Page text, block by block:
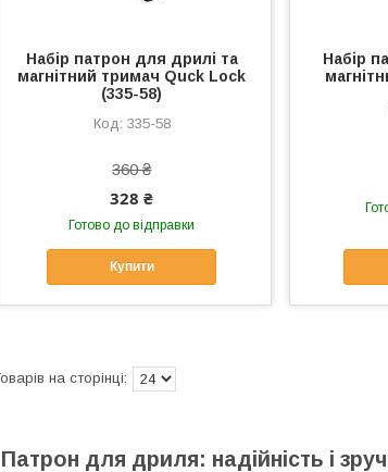
Набір патрон для дрилі та
магнітний тримач Quck Lock
(335-58)
335-58
360 ₴
328 ₴
Готово до відправки
Купити
Набір
Патрон для дриля: надійність і